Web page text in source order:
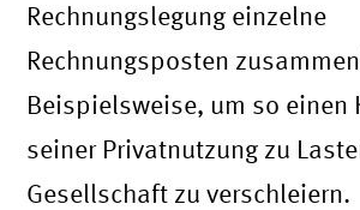
Rechnungslegung einzelne
Rechnungsposten
Beispielsweise, um so einen
seiner Privatnutzung zu
Gesellschaft zu verschleiern.